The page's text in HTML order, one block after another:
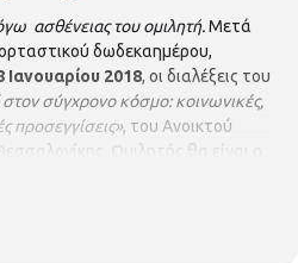
ασθένειας του ομιλητή.Μετά
δωδεκαημέρου,
Ιανουαρίου 2018, οι διαλέξεις του
στον σύγχρονο κόσμο: κοινωνικές,
προσεγγίσεις», του Ανοικτού
Ομιλητής θα είναι ο
«Η αναπαράσταση του παιδιού
της επιβίωσης: Φωτογραφική